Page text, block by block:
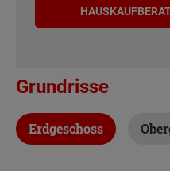
Grundrisse
Erdgeschoss